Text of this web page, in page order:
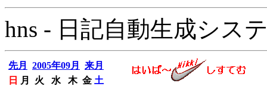
hns - 日記自動生成シス
先月 2005年09月
来月
日
月 火 水 木 金 土